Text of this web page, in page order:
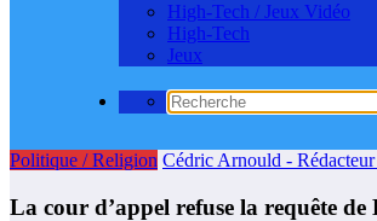
High-Tech / Jeux Vidéo
High-Tech
Jeux
Politique / Religion Cédric Arnould -
La cour d’appel refuse la requête